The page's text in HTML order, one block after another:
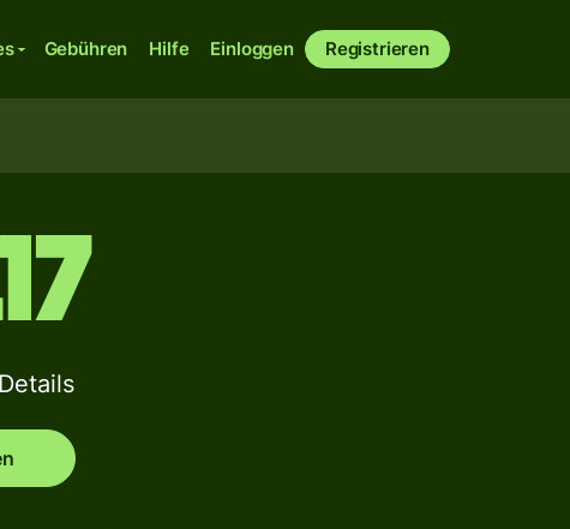
Gebühren Hilfe Einloggen Registrieren